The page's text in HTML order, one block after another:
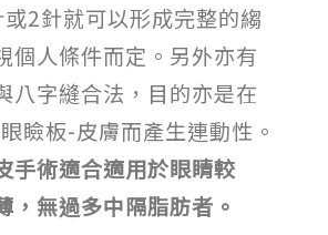
2針就可以形成完整的縐
個人條件而定。另外亦有
八字縫合法，目的亦是在
瞼板-皮膚而產生連動性。
手術適合適用於眼睛較
，無過多中隔脂肪者。